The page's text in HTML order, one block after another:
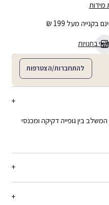
מידות
בקנייה מעל 199 ₪
בחנויות
להתחברות/הצטרפות
בין גופייה דקיקה ומכנסי